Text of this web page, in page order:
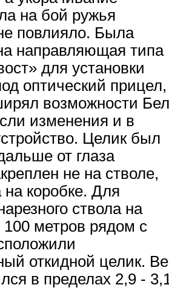
на бой ружья
повлияло. Была
направляющая типа
для установки
оптический прицел,
возможности
изменения и в
Целик был
от глаза
не на стволе,
коробке. Для
ствола на
100 метров рядом с
откидной целик.
в пределах 2,9 -